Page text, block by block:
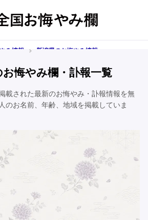
み情報
新潟県のお悔やみ情報
お悔やみ欄・訃報一覧
載された最新のお悔やみ・訃報情報を無
のお名前、年齢、地域を掲載していま